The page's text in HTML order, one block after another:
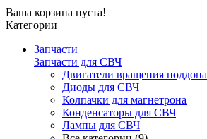
Ваша корзина пуста!
Категории
Запчасти
Запчасти для СВЧ
Двигатели вращения поддона
Диоды для СВЧ
Колпачки для магнетрона
Конденсаторы для СВЧ
Лампы для СВЧ